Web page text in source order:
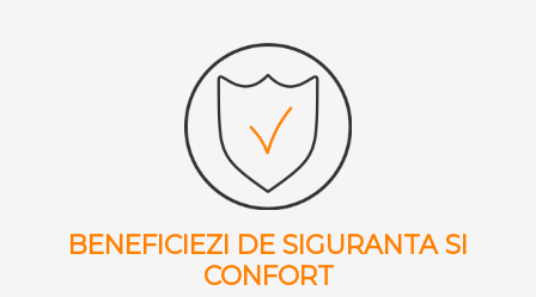
BENEFICIEZI DE SIGURANTA SI
CONFORT